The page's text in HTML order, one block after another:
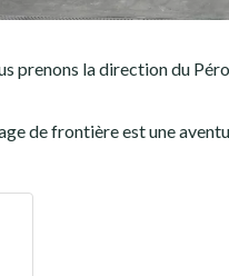
prenons la direction du
de frontière est une